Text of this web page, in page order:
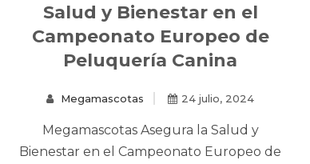
Salud y Bienestar en el
Campeonato Europeo de
Peluquería Canina
Megamascotas 24 julio, 2024
Megamascotas Asegura la Salud y
Bienestar en el Campeonato Europeo de